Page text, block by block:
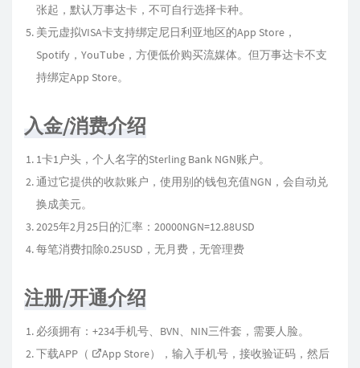
张起，默认万事达卡，不可自行选择卡种。
美元虚拟VISA卡支持绑定尼日利亚地区的App Store，
Spotify，YouTube，方便低价购买流媒体。但万事达卡不支
持绑定App Store。
入金/消费介绍
1卡1户头，个人名字的Sterling Bank NGN账户。
通过它提供的收款账户，使用别的钱包充值NGN，会自动兑
换成美元。
2025年2月25日的汇率：20000NGN=12.88USD
每笔消费扣除0.25USD，无月费，无管理费
注册/开通介绍
必须拥有：+234手机号、BVN、NIN三件套，需要人脸。
下载APP（
App Store），输入手机号，接收验证码，然后